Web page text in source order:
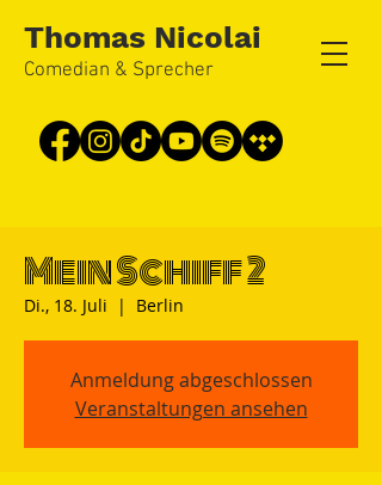
Thomas Nicolai
Comedian & Sprecher
Mein Schiff 2
Di., 18. Juli
  |
Berlin
Anmeldung abgeschlossen
Veranstaltungen ansehen